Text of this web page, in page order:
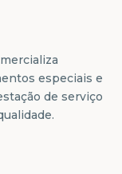
especiais e
de serviço